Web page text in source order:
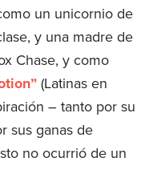
un unicornio de
y una madre de
Chase, y como
(Latinas en
– tanto por su
sus ganas de
no ocurrió de un